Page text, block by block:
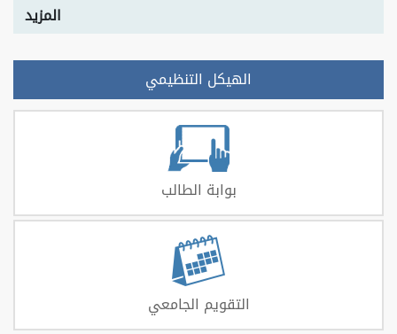
المزيد
الهيكل التنظيمي
بوابة الطالب
التقويم الجامعي